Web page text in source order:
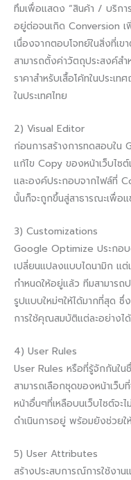
ทึมเพื่อแสดง “สินค้า / บริกา
อยู่ต่อจนเกิด Conversion เ
เนื่องจากตอบโจทย์ในสิ่งที่เ
สามารถตั้งค่าวัตถุประสงค์สำ
ราคาสำหรับเสื้อโค้ทในประเ
ในประเทศไทย
2) Visual Editor
ก่อนการสร้างการทดสอบใน
แก้ไข Copy ของหน้าเว็บไซ
และองค์ประกอบจากไฟล์ที่
นั้นก็จะถูกขึ้นสู่สาธารณะเพื่อ
3) Customizations
Google Optimize ประกอบ
เปลี่ยนแปลงแบบไดนามิก แต่
กำหนดให้อยู่แล้ว ทีมสามารถ
รูปแบบใหม่ๆให้ได้มากที่สุด
การใช้คุณสมบัติแต่ละอย่างไ
4) User Rules
User Rules หรือที่รู้จักกันใน
สามารถเลือกชุดของหน้าเว็
หน้าอื่นๆที่เหลือบนเว็บไซต์จะ
ดำเนินการอยู่ พร้อมยังช่วย
5) User Attributes
สร้างประสบการณ์การใช้งา